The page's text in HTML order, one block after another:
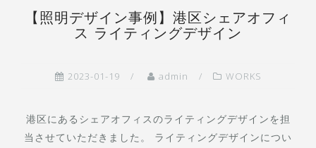
【照明デザイン事例】港区シェアオフィ
ス ライティングデザイン
2023-01-19 admin WORKS
港区にあるシェアオフィスのライティングデザインを担
当させていただきました。 ライティングデザインについ